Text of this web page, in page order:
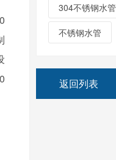
304不锈钢水管
不锈钢水管
返回列表